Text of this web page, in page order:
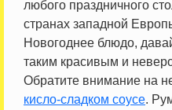
любого праздничного
странах западной
Новогоднее блюдо,
таким красивым и
Обратите внимание на
кисло-сладком соусе.